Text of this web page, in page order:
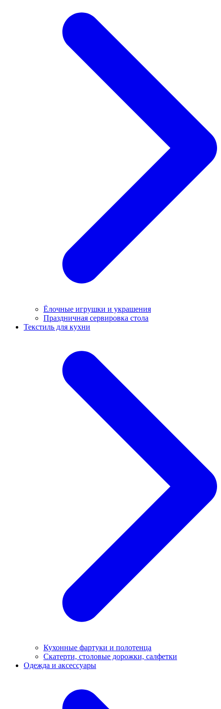
Ёлочные игрушки и украшения
Праздничная сервировка стола
Текстиль для кухни
Кухонные фартуки и полотенца
Скатерти, столовые дорожки, салфетки
Одежда и аксессуары